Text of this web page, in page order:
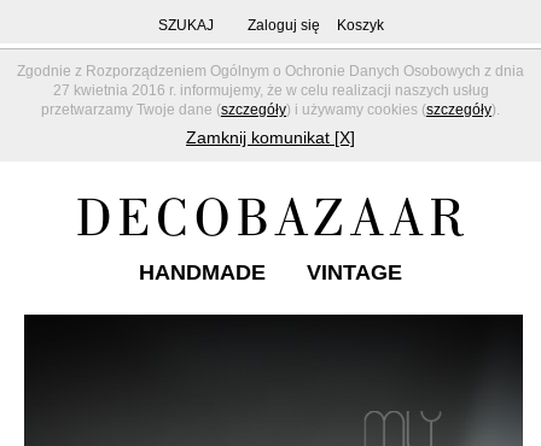
Zgodnie z Rozporządzeniem Ogólnym o Ochronie Danych Osobowych z dnia
27 kwietnia 2016 r. informujemy, że w celu realizacji naszych usług
przetwarzamy Twoje dane (szczegóły) i używamy cookies (szczegóły).
Zamknij komunikat [X]
SZUKAJ Zaloguj się Koszyk
HANDMADE VINTAGE